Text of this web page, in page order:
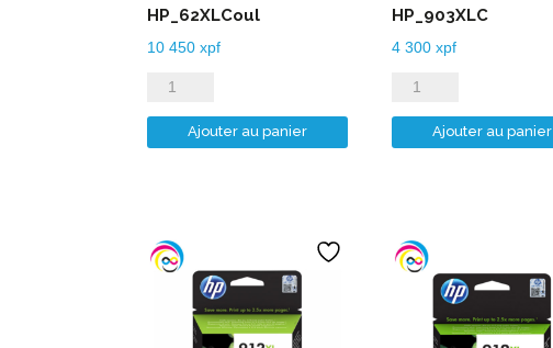
HP_62XLCoul
10 450xpf
quantité
de
HP_62XLCoul
Ajouter au panier
HP_903XLC
4 300xpf
quantité
de
HP_903XLC
Ajouter au panier